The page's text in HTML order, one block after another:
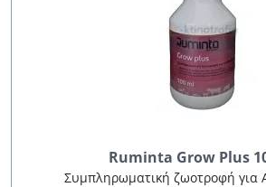
Ruminta Grow Plus
Συμπληρωματική ζωοτροφή για